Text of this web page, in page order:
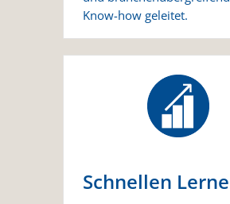
Know-how geleitet.
Schnellen